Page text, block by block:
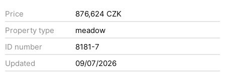
Price
876,624 CZK
Property type
meadow
ID number
8181-7
Updated
09/07/2026